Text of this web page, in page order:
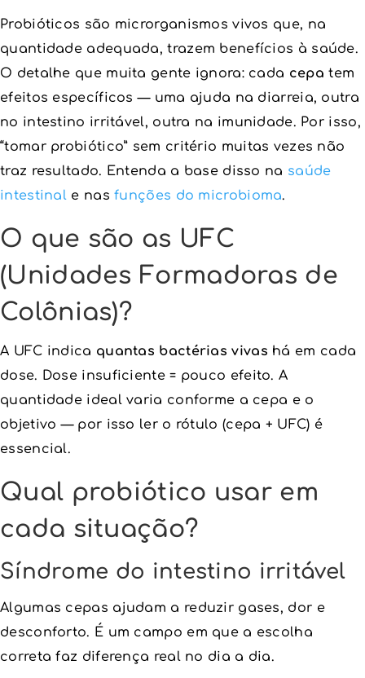
Probióticos são microrganismos vivos que, na
quantidade adequada, trazem benefícios à saúde.
O detalhe que muita gente ignora: cada cepa tem
efeitos específicos — uma ajuda na diarreia, outra
no intestino irritável, outra na imunidade. Por isso,
“tomar probiótico” sem critério muitas vezes não
traz resultado. Entenda a base disso na saúde
intestinal e nasfunções do microbioma.
O que são as UFC
(Unidades Formadoras de
Colônias)?
A UFC indica quantas bactérias vivas há em cada
dose. Dose insuficiente = pouco efeito. A
quantidade ideal varia conforme a cepa e o
objetivo — por isso ler o rótulo (cepa + UFC) é
essencial.
Qual probiótico usar em
cada situação?
Síndrome do intestino irritável
Algumas cepas ajudam a reduzir gases, dor e
desconforto. É um campo em que a escolha
correta faz diferença real no dia a dia.